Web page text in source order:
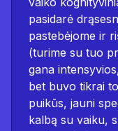
pasidarė
pastebėjome ir
(turime su tuo
gana
bet buvo tikrai
puikūs, jauni
kalbą su vaiku,